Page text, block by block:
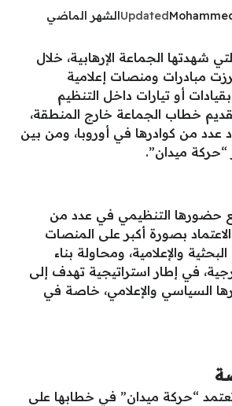
Updatedالشهر الماضي
شهدتها الجماعة الإرهابية، خلال
مبادرات ومنصات إعلامية
أو تيارات داخل التنظيم
خطاب الجماعة خارج المنطقة،
من كوادرها في أوروبا، ومن بين
“حركة ميدان”.
حضورها التنظيمي في عدد من
بصورة أكبر على المنصات
والإعلامية، ومحاولة بناء
في إطار استراتيجية تهدف إلى
السياسي والإعلامي، خاصة في
“حركة ميدان” في خطابها على